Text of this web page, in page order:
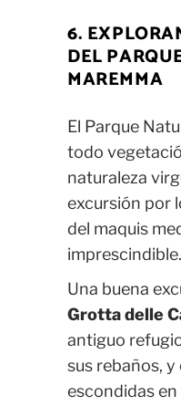
6.
DEL
MAREMMA
El Parque
todo
naturaleza
excursión por
del maquis
imprescindible.
Una buena
Grotta delle
antiguo
sus rebaños,
escondidas